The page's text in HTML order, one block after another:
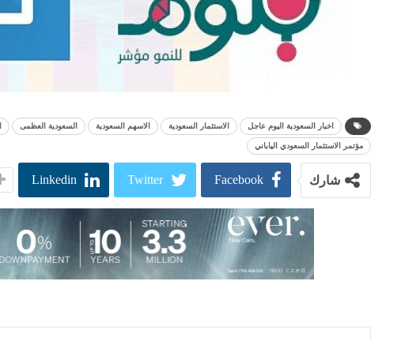
اخبار السعودية اليوم عاجل الاستثمار السعودية الاسهم السعودية السعودية العظمى
مؤتمر الاستثمار السعودي الياباني
شارك Facebook
Twitter
Linkedin